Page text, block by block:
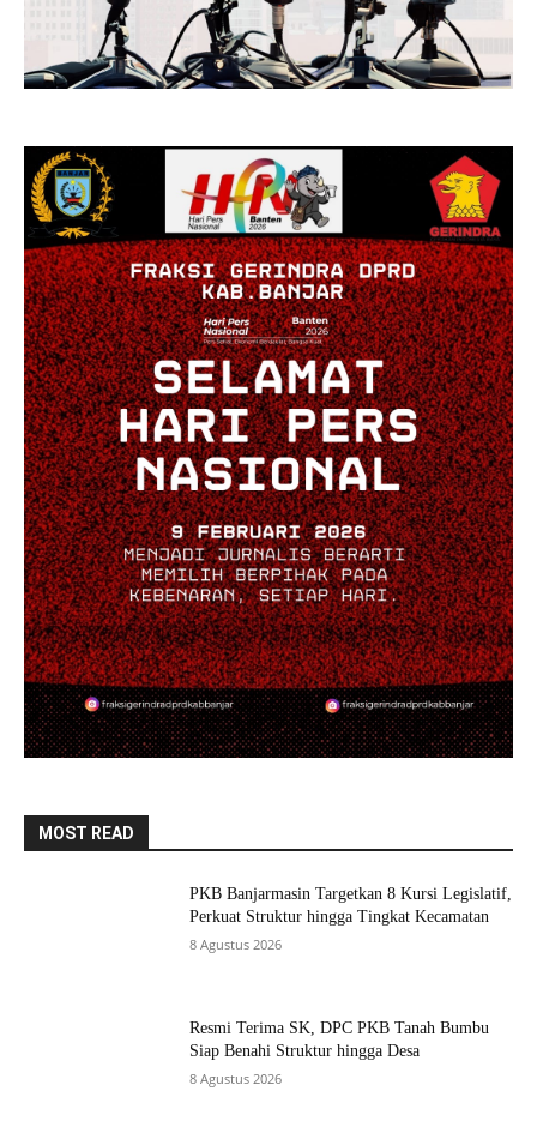
MOST READ
PKB Banjarmasin Targetkan 8 Kursi Legislatif,
Perkuat Struktur hingga Tingkat Kecamatan
8 Agustus 2026
Resmi Terima SK, DPC PKB Tanah Bumbu
Siap Benahi Struktur hingga Desa
8 Agustus 2026